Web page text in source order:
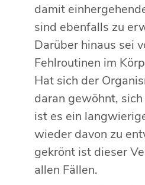
damit
sind ebenfalls zu
Darüber hinaus sei
Fehlroutinen im
Hat sich der
daran gewöhnt,
ist es ein
wieder davon zu
gekrönt ist dieser
allen Fällen.